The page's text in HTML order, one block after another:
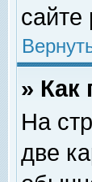
сайте
» Как
На
две